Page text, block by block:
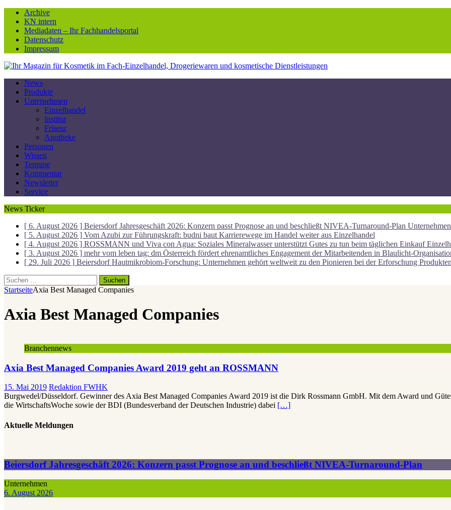
Archive
KN intern
Mediadaten – Ihr Fachhandelsportal
Datenschutz
Impressum
News
Produkte
Unternehmen
Einzelhandel
Institut
Friseur
Apotheke
Personen
Wissen
Termine
Kommentar
Newsletter
Service
News Ticker
[ 6. August 2026 ] Beiersdorf Jahresgeschäft 2026: Konzern passt Prognose an und beschließt NIVEA-Turnaround-Plan Unternehmen
[ 5. August 2026 ] Vom Azubi zur Führungskraft: budni baut Karrierewege im Handel weiter aus Einzelhandel
[ 4. August 2026 ] ROSSMANN und Viva con Agua: Soziales Mineralwasser unterstützt Gutes zu tun beim täglichen Einkauf
[ 3. August 2026 ] mehr vom leben tag: dm Österreich fördert ehrenamtliches Engagement der Mitarbeitenden in Blaulicht-
[ 29. Juli 2026 ] Beiersdorf Hautmikrobiom-Forschung: Unternehmen gehört weltweit zu den Pionieren bei der Erforschung
Suchen
nach:
StartseiteAxia Best Managed Companies
Axia Best Managed Companies
Branchennews
Axia Best Managed Companies Award 2019 geht an ROSSMANN
15. Mai 2019 Redaktion FWHK
Burgwedel/Düsseldorf. Gewinner des Axia Best Managed Companies Award 2019 ist die Dirk Rossmann GmbH. Mit dem Award und
die WirtschaftsWoche sowie der BDI (Bundesverband der Deutschen Industrie) dabei […]
Aktuelle Meldungen
Beiersdorf Jahresgeschäft 2026: Konzern passt Prognose an und beschließt NIVEA-Turnaround-Plan
Unternehmen
6. August 2026